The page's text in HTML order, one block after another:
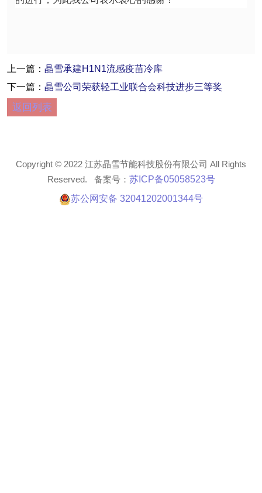
晶雪公司荣获轻工业联合会科技进步三等奖
返回列表